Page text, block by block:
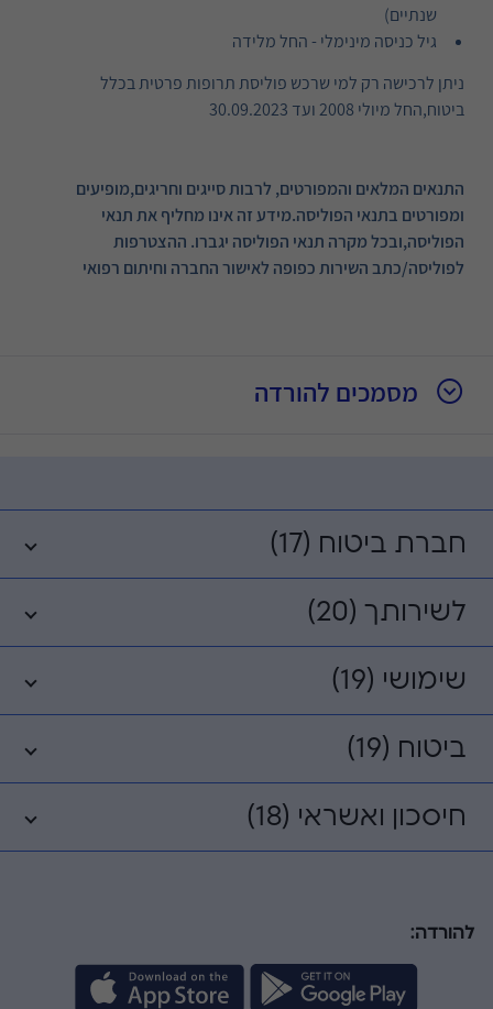
שנתיים)
גיל כניסה מינימלי - החל מלידה
ניתן לרכישה רק למי שרכש פוליסת תרופות פרטית בכלל
ביטוח,החל מיולי 2008 ועד 30.09.2023
התנאים המלאים והמפורטים, לרבות סייגים וחריגים,מופיעים
ומפורטים בתנאי הפוליסה.מידע זה אינו מחליף את תנאי
הפוליסה,ובכל מקרה תנאי הפוליסה יגברו. ההצטרפות
לפוליסה/כתב השירות כפופה לאישור החברה וחיתום רפואי
מסמכים להורדה
חברת ביטוח (17)
לשירותך (20)
שימושי (19)
ביטוח (19)
חיסכון ואשראי (18)
להורדה: